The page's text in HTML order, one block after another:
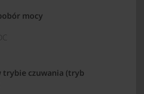
mocy
trybie czuwania (tryb